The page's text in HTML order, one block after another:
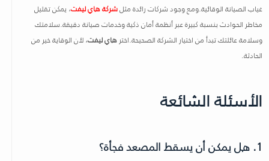
غياب الصيانة الوقائية.ومع وجود شركات رائدة مثلشركة هاي ليفت، يمكن تقليل
مخاطر الحوادث بنسبة كبيرة عبر أنظمة أمان ذكية وخدمات صيانة دقيقة.سلامتك
وسلامة عائلتك تبدأ من اختيار الشركة الصحيحة.اختر هاي ليفت، لأن الوقاية خير من
الحادثة.
الأسئلة الشائعة
1. هل يمكن أن يسقط المصعد فجأة؟